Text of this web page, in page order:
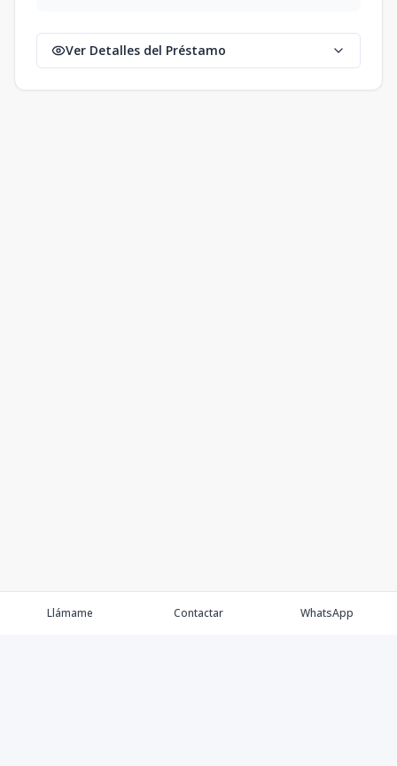
Ver Detalles del Préstamo
Llámame Contactar WhatsApp